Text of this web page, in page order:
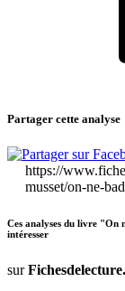
Partager cette analyse
https://
musset/on-ne-
Ces analyses du livre "On
intéresser
sur